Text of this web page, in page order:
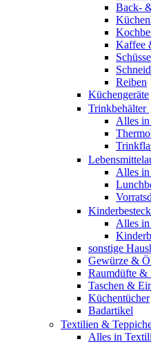
Back-
Kaffee
Reiben
Küchengeräte
Trinkbehälter
Alles
Alles
Alles
sonstige
Gewürze &
Raumdüfte &
Taschen &
Küchentücher
Badartikel
Textilien &
Alles in